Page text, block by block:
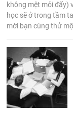
không mệt mỏi đấy)
học sẽ ở trong tầm
mời bạn cùng thử